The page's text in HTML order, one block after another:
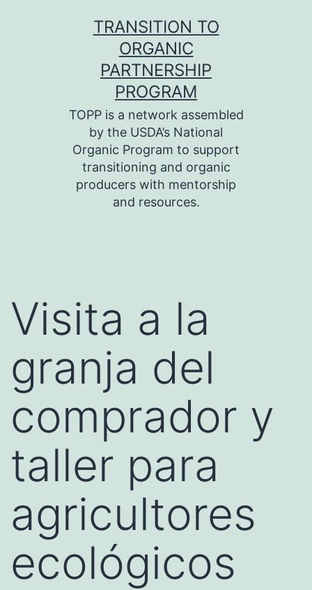
TRANSITION TO
ORGANIC
PARTNERSHIP
PROGRAM
TOPP is a network assembled
by the USDA’s National
Organic Program to support
transitioning and organic
producers with mentorship
and resources.
Visita a la
granja del
comprador y
taller para
agricultores
ecológicos